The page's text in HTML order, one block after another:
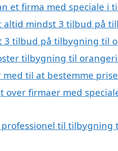
et firma med speciale
altid mindst 3 tilbud på
3 tilbud på tilbygning til
tilbygning til
med til at bestemme
over firmaer med
professionel til